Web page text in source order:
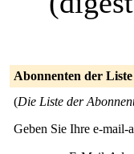
Abonnenten der
(Die Liste der
Geben Sie Ihre e-mail-